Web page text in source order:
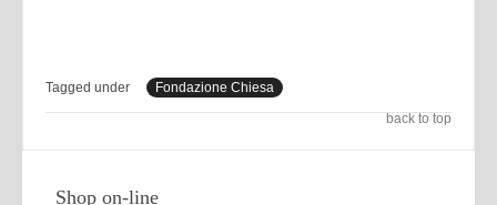
Tagged under
Fondazione Chiesa
back to top
Shop on-line